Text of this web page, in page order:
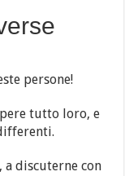
persone!
tutto loro, e
a discuterne con